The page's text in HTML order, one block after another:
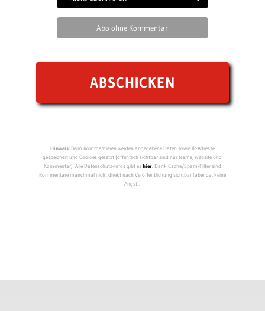
Abo ohne Kommentar
Hinweis:Beim Kommentieren werden angegebene Daten sowie IP-Adresse
gespeichert und Cookies gesetzt (öffentlich sichtbar sind nur Name, Website und
Kommentar). Alle Datenschutz-Infos gibt eshier. Dank Cache/Spam-Filter sind
Kommentare manchmal nicht direkt nach Veröffentlichung sichtbar (aber da, keine
Angst).